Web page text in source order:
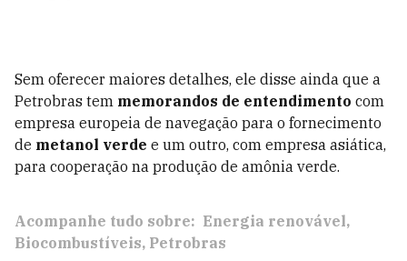
Sem oferecer maiores detalhes, ele disse ainda que a
Petrobras tem memorandos de entendimento com
empresa europeia de navegação para o fornecimento
de metanol verde e um outro, com empresa asiática,
para cooperação na produção de amônia verde.
Acompanhe tudo sobre: Energia renovável
Biocombustíveis Petrobras